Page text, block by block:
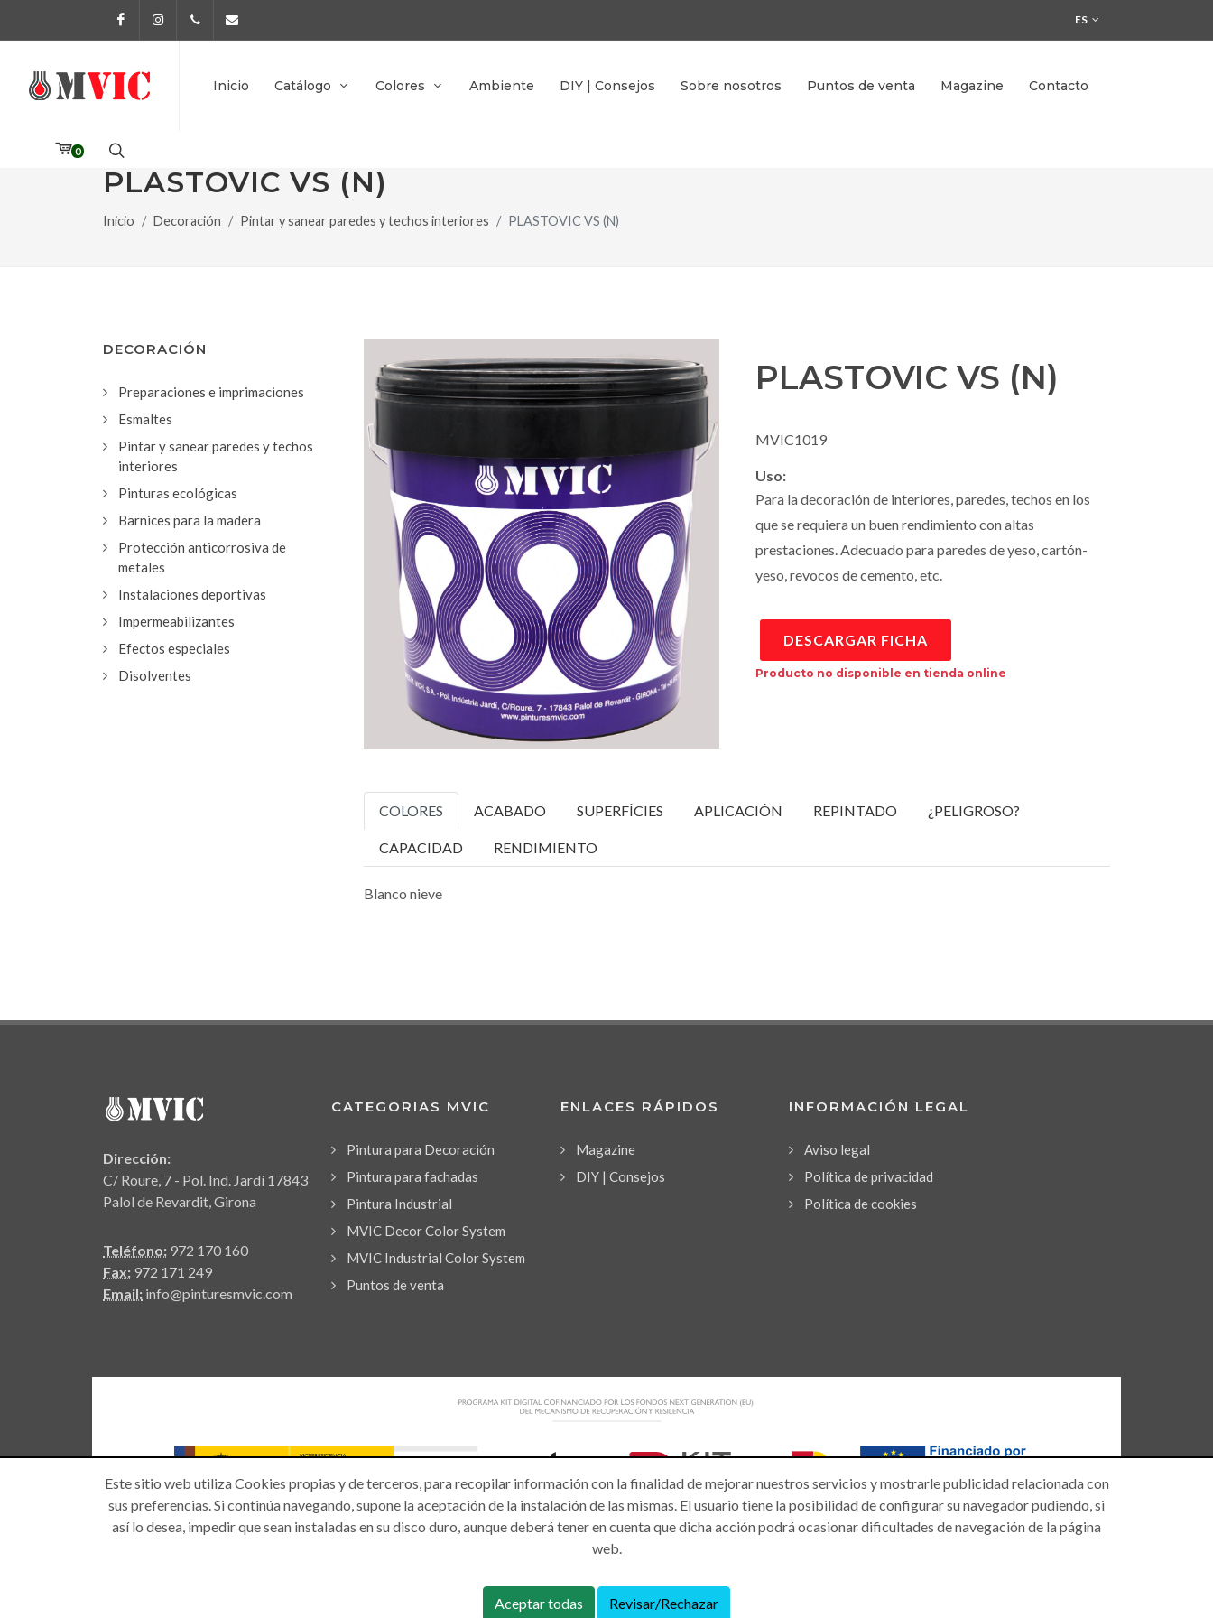
FacebookInstagram972 170 160 ES
0
Inicio Catálogo Colores Ambiente DIY | Consejos Sobre nosotros Puntos de venta Magazine Contacto
PLASTOVIC VS (N)
Inicio Decoración Pintar y sanear paredes y techos interiores PLASTOVIC VS (N)
PLASTOVIC VS (N)
MVIC1019
Uso:
Para la decoración de interiores, paredes, techos en los
que se requiera un buen rendimiento con altas
prestaciones. Adecuado para paredes de yeso, cartón-
yeso, revocos de cemento, etc.
DESCARGAR FICHA
Producto no disponible en tienda online
COLORES ACABADO SUPERFÍCIES APLICACIÓN REPINTADO ¿PELIGROSO?
CAPACIDAD RENDIMIENTO
Blanco nieve
DECORACIÓN
Preparaciones e imprimaciones
Esmaltes
Pintar y sanear paredes y techos
interiores
Pinturas ecológicas
Barnices para la madera
Protección anticorrosiva de
metales
Instalaciones deportivas
Impermeabilizantes
Efectos especiales
Disolventes
Dirección:
C/ Roure, 7 - Pol. Ind. Jardí 17843
Palol de Revardit, Girona
Teléfono: 972 170 160
Fax: 972 171 249
Email: info@pinturesmvic.com
CATEGORIAS MVIC
Pintura para Decoración
Pintura para fachadas
Pintura Industrial
MVIC Decor Color System
MVIC Industrial Color System
Puntos de venta
ENLACES RÁPIDOS
Magazine
DIY | Consejos
INFORMACIÓN LEGAL
Aviso legal
Política de privacidad
Política de cookies
| Todos los derechos reservados.
Este sitio web utiliza Cookies propias y de terceros, para recopilar información con la finalidad de mejorar nuestros servicios y mostrarle publicidad relacionada con
sus preferencias. Si continúa navegando, supone la aceptación de la instalación de las mismas. El usuario tiene la posibilidad de configurar su navegador pudiendo, si
así lo desea, impedir que sean instaladas en su disco duro, aunque deberá tener en cuenta que dicha acción podrá ocasionar dificultades de navegación de la página
web.
Aceptar todas Revisar/Rechazar